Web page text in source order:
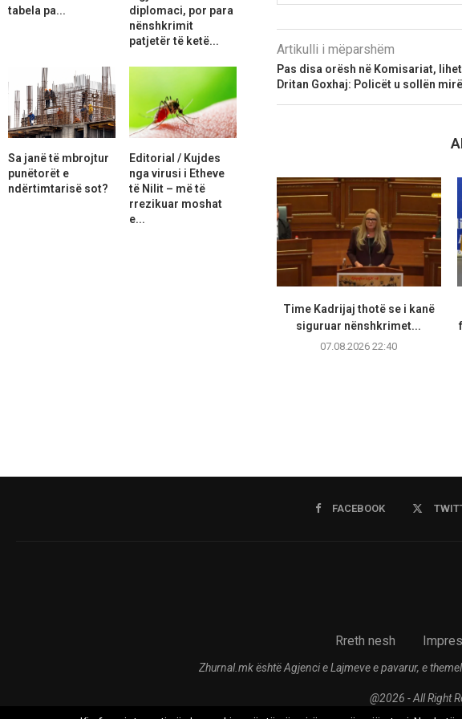
Artikulli i mëparshëm
Pas disa orësh në Komisariat,
Dritan Goxhaj: Policët u sollën
Time Kadrijaj thotë se i kanë
siguruar nënshkrimet...
07.08.2026 22:40
tabela pa...
diplomaci, por para
nënshkrimit
patjetër të ketë...
Sa janë të mbrojtur
punëtorët e
ndërtimtarisë sot?
Editorial / Kujdes
nga virusi i Etheve
të Nilit – më të
rrezikuar moshat
e...
FACEBOOK
Rreth nesh
Zhurnal.mk është Agjenci e Lajmeve e pavarur, e
@2026 - All Right